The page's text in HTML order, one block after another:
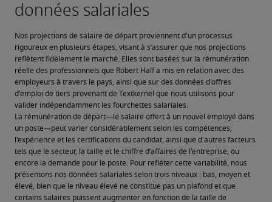
Nos projections de salaire de départ proviennent d'un processus
rigoureux en plusieurs étapes, visant à s’assurer que nos projections
reflètent fidèlement le marché. Elles sont basées sur la rémunération
réelle des professionnels que Robert Half a mis en relation avec des
employeurs à travers le pays, ainsi que sur des données d'offres
d'emploi de tiers provenant de Textkernel que nous utilisons pour
valider indépendamment les fourchettes salariales.
La rémunération de départ—le salaire offert à un nouvel employé dans
un poste—peut varier considérablement selon les compétences,
l'expérience et les certifications du candidat, ainsi que d'autres facteurs
tels que le secteur, la taille et le chiffre d’affaires de l'entreprise, ou
encore la demande pour le poste. Pour refléter cette variabilité, nous
présentons nos données salariales selon trois niveaux : bas, moyen et
élevé, bien que le niveau élevé ne constitue pas un plafond et que
certains salaires puissent augmenter en fonction de la taille de